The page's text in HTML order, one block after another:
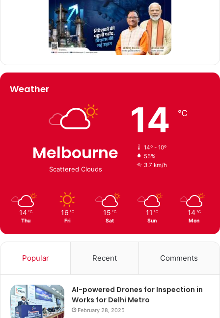
Weather
Melbourne
Scattered Clouds
14 ℃
14º - 10º
55%
3.7 km/h
14 ℃
Thu
16 ℃
Fri
15 ℃
Sat
11 ℃
Sun
14 ℃
Mon
Popular Recent Comments
AI-powered Drones for Inspection in
Works for Delhi Metro
February 28, 2025